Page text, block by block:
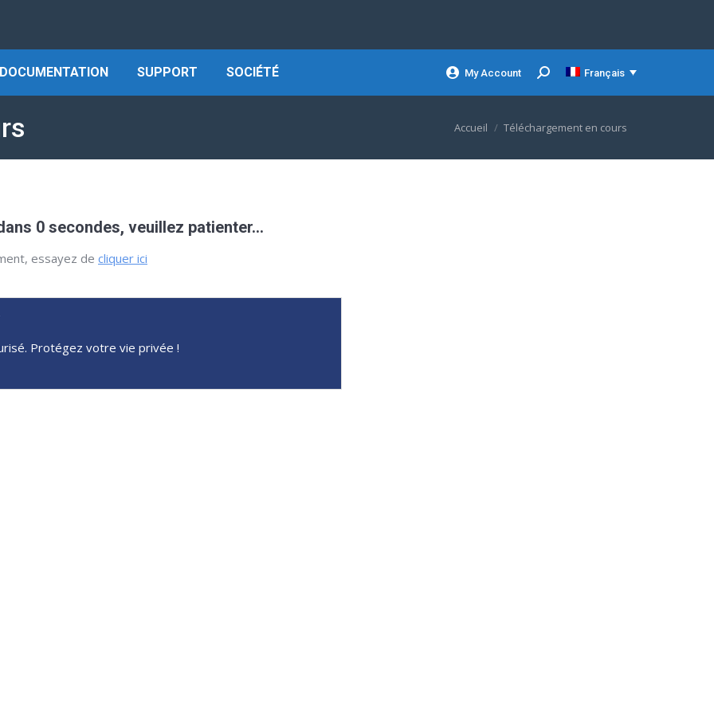
DOCUMENTATION SUPPORT SOCIÉTÉ My Account Search: Français
Vous êtes ici :
Accueil Téléchargement en cours
0 secondes, veuillez patienter…
essayez de cliquer ici
Protégez votre vie privée !